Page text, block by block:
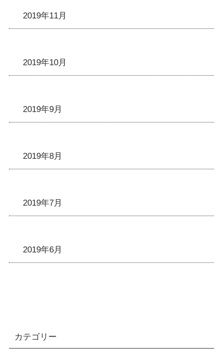
2019年11月
2019年10月
2019年9月
2019年8月
2019年7月
2019年6月
カテゴリー